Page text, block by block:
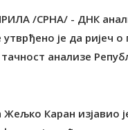
/СРНА/ - ДНК
утврђено је да
тачност анализе
Каран изјавио